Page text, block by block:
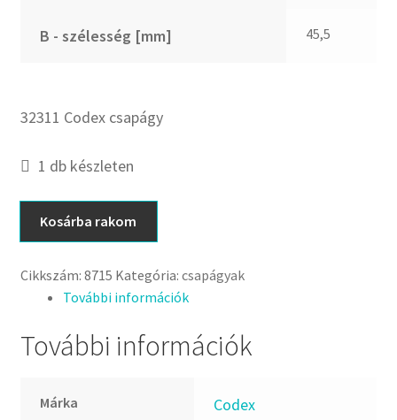
B - szélesség [mm] 45,5
32311 Codex csapágy
1 db készleten
mennyiség
Kosárba rakom
Cikkszám: 8715 Kategória: csapágyak
További információk
További információk
Márka Codex